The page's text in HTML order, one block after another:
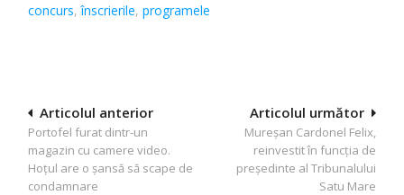
concurs,înscrierile,programele
Navigare
în
articole
Articolul următor
Mureșan Cardonel Felix,
reinvestit în funcția de
președinte al Tribunalului
Satu Mare
Articolul anterior
Portofel furat dintr-un
magazin cu camere video.
Hoțul are o șansă să scape de
condamnare